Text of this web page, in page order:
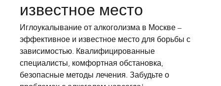
известное место
Иглоукалывание от алкоголизма в Москве –
эффективное и известное место для борьбы с
зависимостью. Квалифицированные
специалисты, комфортная обстановка,
безопасные методы лечения. Забудьте о